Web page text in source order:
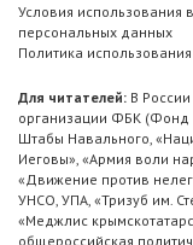
Условия использования
персональных данных
Политика
Для читателей: В
организации ФБК (Фонд
Штабы Навального,
Иеговы», «Армия воли
«Движение против
УНСО, УПА, «Тризуб им.
«Меджлис
общероссийская